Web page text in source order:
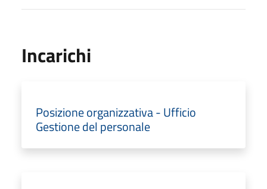
Incarichi
Posizione organizzativa - Ufficio
Gestione del personale